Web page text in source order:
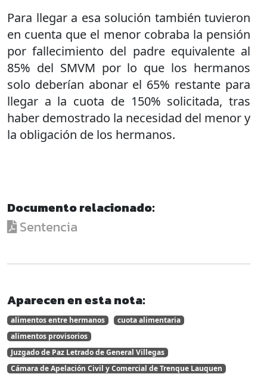
Para llegar a esa solución también tuvieron
en cuenta que el menor cobraba la pensión
por fallecimiento del padre equivalente al
85% del SMVM por lo que los hermanos
solo deberían abonar el 65% restante para
llegar a la cuota de 150% solicitada, tras
haber demostrado la necesidad del menor y
la obligación de los hermanos.
Documento relacionado:
Sentencia
Aparecen en esta nota:
alimentos entre hermanos
cuota alimentaria
alimentos provisorios
Juzgado de Paz Letrado de General Villegas
Cámara de Apelación Civil y Comercial de Trenque Lauquen